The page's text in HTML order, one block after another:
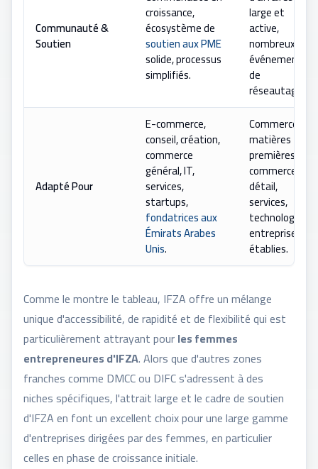
Communauté &
Soutien
croissance,
écosystème de
soutien aux PME
solide, processus
simplifiés.
large et
active,
nombreux
événements
de
réseautage.
Adapté Pour
E-commerce,
conseil, création,
commerce
général, IT,
services,
startups,
fondatrices aux
Émirats Arabes
Unis.
Commerce de
matières
premières,
commerce de
détail,
services,
technologie,
entreprises
établies.
Comme le montre le tableau, IFZA offre un mélange
unique d'accessibilité, de rapidité et de flexibilité qui est
particulièrement attrayant pourles femmes
entrepreneures d'IFZA. Alors que d'autres zones
franches comme DMCC ou DIFC s'adressent à des
niches spécifiques, l'attrait large et le cadre de soutien
d'IFZA en font un excellent choix pour une large gamme
d'entreprises dirigées par des femmes, en particulier
celles en phase de croissance initiale.